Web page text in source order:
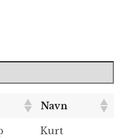
Navn
Navn
Kurt